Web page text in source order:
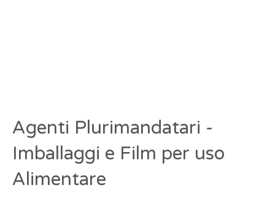
Agenti Plurimandatari -
Imballaggi e Film per uso
Alimentare